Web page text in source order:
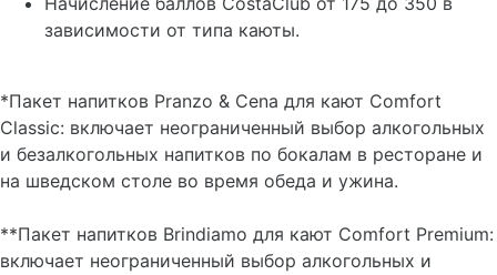
зависимости от типа каюты.
*Пакет напитков Pranzo & Cena для кают Comfort
Classic: включает неограниченный выбор алкогольных
и безалкогольных напитков по бокалам в ресторане и
на шведском столе во время обеда и ужина.
**Пакет напитков Brindiamo для кают Comfort Premium:
включает неограниченный выбор алкогольных и